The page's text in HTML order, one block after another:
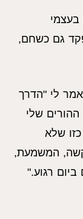
גם כשחם,
לי "הדרך
שלי
שלא
המשמעת,